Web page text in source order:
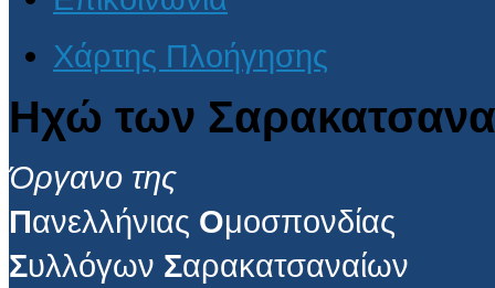
Χάρτης Πλοήγησης
Ηχώ των
Όργανο της
Πανελλήνιας Ομοσπονδίας
Συλλόγων Σαρακατσαναίων